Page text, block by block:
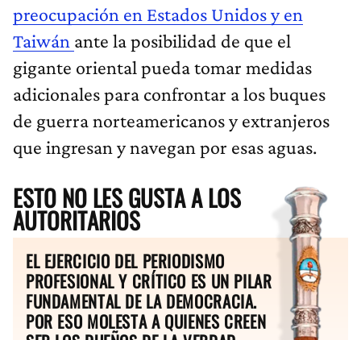
preocupación en Estados Unidos y en
Taiwán ante la posibilidad de que el
gigante oriental pueda tomar medidas
adicionales para confrontar a los buques
de guerra norteamericanos y extranjeros
que ingresan y navegan por esas aguas.
ESTO NO LES GUSTA A LOS
AUTORITARIOS
EL EJERCICIO DEL PERIODISMO
PROFESIONAL Y CRÍTICO ES UN PILAR
FUNDAMENTAL DE LA DEMOCRACIA.
POR ESO MOLESTA A QUIENES CREEN